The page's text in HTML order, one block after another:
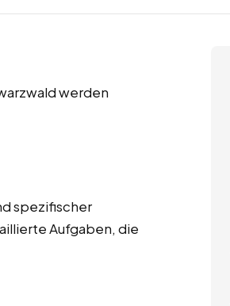
werden
spezifischer
Aufgaben, die